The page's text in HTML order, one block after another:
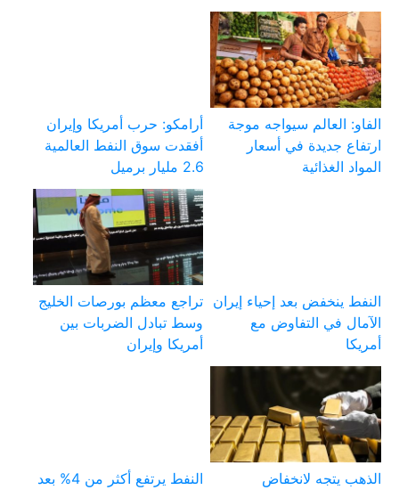
الفاو: العالم سيواجه موجة
ارتفاع جديدة في أسعار
المواد الغذائية
أرامكو: حرب أمريكا وإيران
أفقدت سوق النفط العالمية
2.6 مليار برميل
النفط ينخفض بعد إحياء إيران
الآمال في التفاوض مع
أمريكا
تراجع معظم بورصات الخليج
وسط تبادل الضربات بين
أمريكا وإيران
الذهب يتجه لانخفاض
النفط يرتفع أكثر من 4% بعد